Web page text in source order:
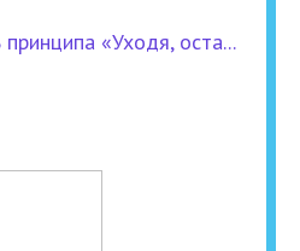
«Уходя, оста...